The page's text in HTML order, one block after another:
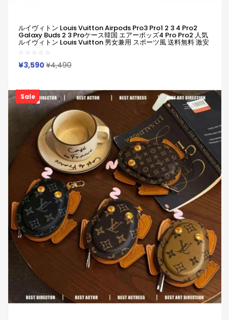
ルイヴィトン Louis Vuitton Airpods Pro3 Pro1 2 3 4 Pro2
Galaxy Buds 2 3 Proケース韓国 エアーポッズ4 Pro Pro2 人気
ルイヴィトン Louis Vuitton 男女兼用 スポーツ風 送料無料 激安
ファッション ルイヴィトン Louis Vuitton ブランドairpods4
3/2/1 Pro2 Galaxy Buds 3 Pro 2ケースメンズ レデイーズ
¥3,590 ¥4,490
Sale